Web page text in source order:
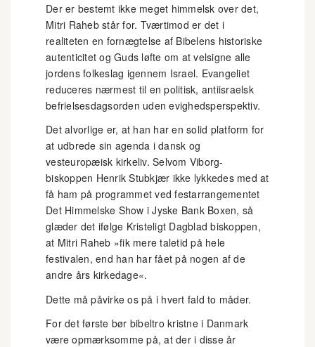
Der er bestemt ikke meget himmelsk over det,
Mitri Raheb står for. Tværtimod er det i
realiteten en fornægtelse af Bibelens historiske
autenticitet og Guds løfte om at velsigne alle
jordens folkeslag igennem Israel. Evangeliet
reduceres nærmest til en politisk, antiisraelsk
befrielsesdagsorden uden evighedsperspektiv.
Det alvorlige er, at han har en solid platform for
at udbrede sin agenda i dansk og
vesteuropæisk kirkeliv. Selvom Viborg-
biskoppen Henrik Stubkjær ikke lykkedes med at
få ham på programmet ved festarrangementet
Det Himmelske Show i Jyske Bank Boxen, så
glæder det ifølge Kristeligt Dagblad biskoppen,
at Mitri Raheb »fik mere taletid på hele
festivalen, end han har fået på nogen af de
andre års kirkedage«.
Dette må påvirke os på i hvert fald to måder.
For det første bør bibeltro kristne i Danmark
være opmærksomme på, at der i disse år